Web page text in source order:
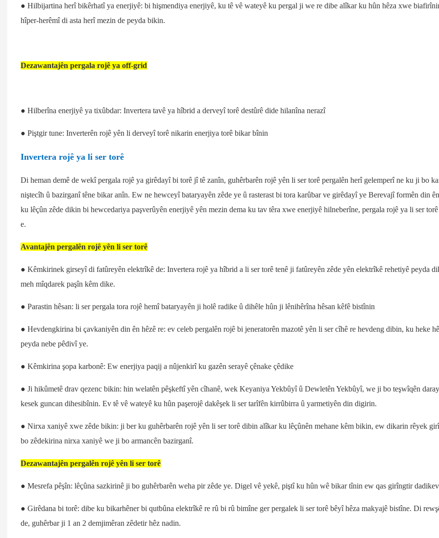
● Hilbijartina herî bikêrhatî ya enerjiyê: bi hişmendiya enerjiyê, ku tê vê wateyê ku pergal ji we re dibe alîkar ku hûn hêza xwe
hîper-herêmî di asta herî mezin de peyda bikin.
Dezawantajên pergala rojê ya off-grid
● Hilberîna enerjiyê ya tixûbdar: Invertera tavê ya hîbrid a derveyî torê destûrê dide hilanîna nerazî
● Piştgir tune: Inverterên rojê yên li derveyî torê nikarin enerjiya torê bikar bînin
Invertera rojê ya li ser torê
Di heman demê de wekî pergala rojê ya girêdayî bi torê jî tê zanîn, guhêrbarên rojê yên li ser torê pergalên herî gelemperî ne ku ji bo
niştecîh û bazirganî têne bikar anîn. Ew ne hewceyî bataryayên zêde ye û rasterast bi tora karûbar ve girêdayî ye Berevajî formên din
ku lêçûn zêde dikin bi hewcedariya paşverûyên enerjiyê yên mezin dema ku tav têra xwe enerjiyê hilneberîne, pergala rojê ya li ser
e.
Avantajên pergalên rojê yên li ser torê
● Kêmkirinek girseyî di fatûreyên elektrîkê de: Invertera rojê ya hîbrid a li ser torê tenê ji fatûreyên zêde yên elektrîkê rehetiyê peyda
meh mîqdarek paşîn kêm dike.
● Parastin hêsan: li ser pergala tora rojê hemî bataryayên ji holê radike û dihêle hûn ji lênihêrîna hêsan kêfê bistînin
● Hevdengkirina bi çavkaniyên din ên hêzê re: ev celeb pergalên rojê bi jeneratorên mazotê yên li ser cîhê re hevdeng dibin, ku heke
peyda nebe pêdivî ye.
● Kêmkirina şopa karbonê: Ew enerjiya paqij a nûjenkirî ku gazên serayê çênake çêdike
● Ji hikûmetê drav qezenc bikin: hin welatên pêşkeftî yên cîhanê, wek Keyaniya Yekbûyî û Dewletên Yekbûyî, we ji bo teşwîqên
kesek guncan dihesibînin. Ev tê vê wateyê ku hûn paşerojê dakêşek li ser tarîfên kirrûbirra û yarmetiyên din digirin.
● Nirxa xaniyê xwe zêde bikin: ji ber ku guhêrbarên rojê yên li ser torê dibin alîkar ku lêçûnên mehane kêm bikin, ew dikarin rêyek
bo zêdekirina nirxa xaniyê we ji bo armancên bazirganî.
Dezawantajên pergalên rojê yên li ser torê
● Mesrefa pêşîn: lêçûna sazkirinê ji bo guhêrbarên weha pir zêde ye. Digel vê yekê, piştî ku hûn wê bikar tînin ew qas girîngtir
● Girêdana bi torê: dibe ku bikarhêner bi qutbûna elektrîkê re rû bi rû bimîne ger pergalek li ser torê bêyî hêza makyajê bistîne. Di
de, guhêrbar ji 1 an 2 demjimêran zêdetir hêz nadin.